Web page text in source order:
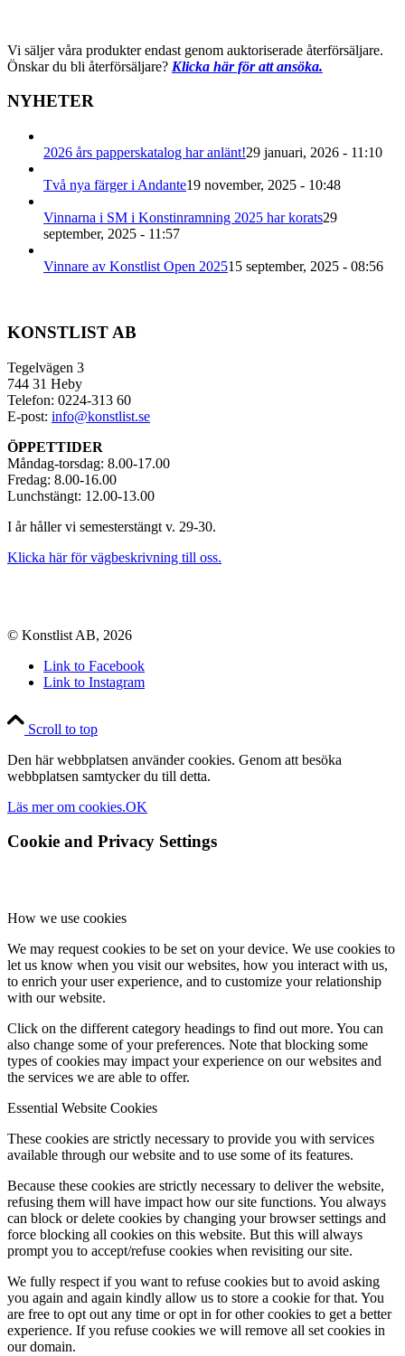
Vi säljer våra produkter endast genom auktoriserade återförsäljare.
Önskar du bli återförsäljare? Klicka här för att ansöka.
NYHETER
2026 års papperskatalog har anlänt!29 januari, 2026 - 11:10
Två nya färger i Andante19 november, 2025 - 10:48
Vinnarna i SM i Konstinramning 2025 har korats29
september, 2025 - 11:57
Vinnare av Konstlist Open 202515 september, 2025 - 08:56
KONSTLIST AB
Tegelvägen 3
744 31 Heby
Telefon: 0224-313 60
E-post: info@konstlist.se
ÖPPETTIDER
Måndag-torsdag: 8.00-17.00
Fredag: 8.00-16.00
Lunchstängt: 12.00-13.00
I år håller vi semesterstängt v. 29-30.
Klicka här för vägbeskrivning till oss.
© Konstlist AB, 2026
Link to Facebook
Link to Instagram
Scroll to top
Den här webbplatsen använder cookies. Genom att besöka
webbplatsen samtycker du till detta.
Läs mer om cookies.OK
Cookie and Privacy Settings
How we use cookies
We may request cookies to be set on your device. We use cookies to
let us know when you visit our websites, how you interact with us,
to enrich your user experience, and to customize your relationship
with our website.
Click on the different category headings to find out more. You can
also change some of your preferences. Note that blocking some
types of cookies may impact your experience on our websites and
the services we are able to offer.
Essential Website Cookies
These cookies are strictly necessary to provide you with services
available through our website and to use some of its features.
Because these cookies are strictly necessary to deliver the website,
refusing them will have impact how our site functions. You always
can block or delete cookies by changing your browser settings and
force blocking all cookies on this website. But this will always
prompt you to accept/refuse cookies when revisiting our site.
We fully respect if you want to refuse cookies but to avoid asking
you again and again kindly allow us to store a cookie for that. You
are free to opt out any time or opt in for other cookies to get a better
experience. If you refuse cookies we will remove all set cookies in
our domain.